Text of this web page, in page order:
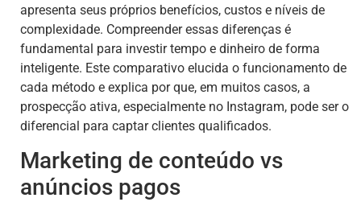
apresenta seus próprios benefícios, custos e níveis de
complexidade. Compreender essas diferenças é
fundamental para investir tempo e dinheiro de forma
inteligente. Este comparativo elucida o funcionamento de
cada método e explica por que, em muitos casos, a
prospecção ativa, especialmente no Instagram, pode ser o
diferencial para captar clientes qualificados.
Marketing de conteúdo vs
anúncios pagos